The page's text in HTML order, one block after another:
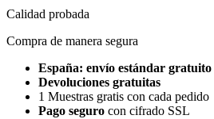
Calidad probada
Compra de manera segura
España: envío estándar gratuito
Devoluciones gratuitas
1 Muestras gratis con cada pedido
Pago seguro con cifrado SSL